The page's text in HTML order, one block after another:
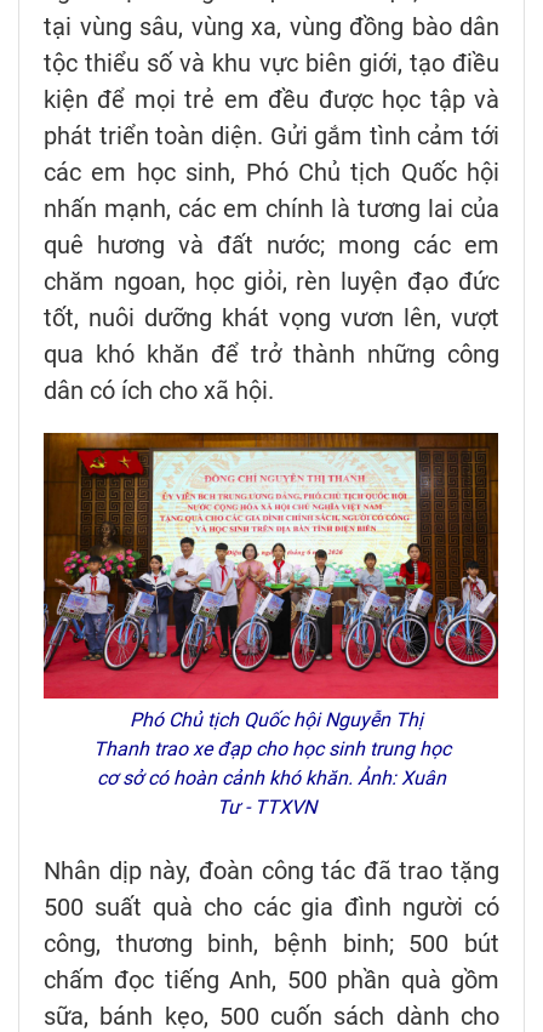
tại vùng sâu, vùng xa, vùng đồng bào dân
tộc thiểu số và khu vực biên giới, tạo điều
kiện để mọi trẻ em đều được học tập và
phát triển toàn diện. Gửi gắm tình cảm tới
các em học sinh, Phó Chủ tịch Quốc hội
nhấn mạnh, các em chính là tương lai của
quê hương và đất nước; mong các em
chăm ngoan, học giỏi, rèn luyện đạo đức
tốt, nuôi dưỡng khát vọng vươn lên, vượt
qua khó khăn để trở thành những công
dân có ích cho xã hội.
Phó Chủ tịch Quốc hội Nguyễn Thị
Thanh trao xe đạp cho học sinh trung học
cơ sở có hoàn cảnh khó khăn. Ảnh: Xuân
Tư - TTXVN
Nhân dịp này, đoàn công tác đã trao tặng
500 suất quà cho các gia đình người có
công, thương binh, bệnh binh; 500 bút
chấm đọc tiếng Anh, 500 phần quà gồm
sữa, bánh kẹo, 500 cuốn sách dành cho